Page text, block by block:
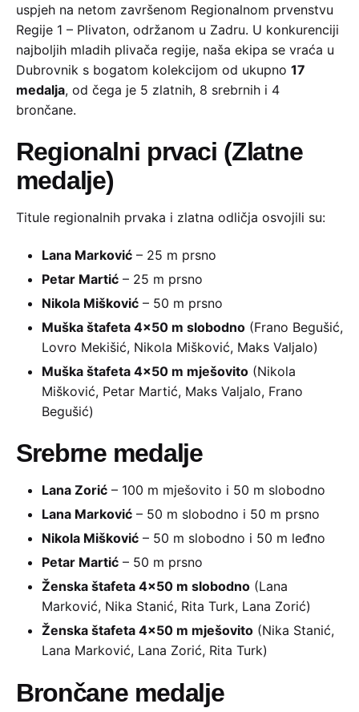
uspjeh na netom završenom Regionalnom prvenstvu
Regije 1 – Plivaton, održanom u Zadru. U konkurenciji
najboljih mladih plivača regije, naša ekipa se vraća u
Dubrovnik s bogatom kolekcijom od ukupno 17
medalja, od čega je 5 zlatnih, 8 srebrnih i 4
brončane.
Regionalni prvaci (Zlatne
medalje)
Titule regionalnih prvaka i zlatna odličja osvojili su:
Lana Marković – 25 m prsno
Petar Martić – 25 m prsno
Nikola Mišković – 50 m prsno
Muška štafeta 4×50 m slobodno (Frano Begušić,
Lovro Mekišić, Nikola Mišković, Maks Valjalo)
Muška štafeta 4×50 m mješovito (Nikola
Mišković, Petar Martić, Maks Valjalo, Frano
Begušić)
Srebrne medalje
Lana Zorić – 100 m mješovito i 50 m slobodno
Lana Marković – 50 m slobodno i 50 m prsno
Nikola Mišković – 50 m slobodno i 50 m leđno
Petar Martić – 50 m prsno
Ženska štafeta 4×50 m slobodno (Lana
Marković, Nika Stanić, Rita Turk, Lana Zorić)
Ženska štafeta 4×50 m mješovito (Nika Stanić,
Lana Marković, Lana Zorić, Rita Turk)
Brončane medalje